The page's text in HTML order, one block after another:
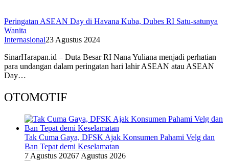
Peringatan ASEAN Day di Havana Kuba, Dubes RI Satu-satunya
Wanita
Internasional23 Agustus 2024
SinarHarapan.id – Duta Besar RI Nana Yuliana menjadi perhatian
para undangan dalam peringatan hari lahir ASEAN atau ASEAN
Day…
OTOMOTIF
Tak Cuma Gaya, DFSK Ajak Konsumen Pahami Velg dan
Ban Tepat demi Keselamatan
7 Agustus 20267 Agustus 2026